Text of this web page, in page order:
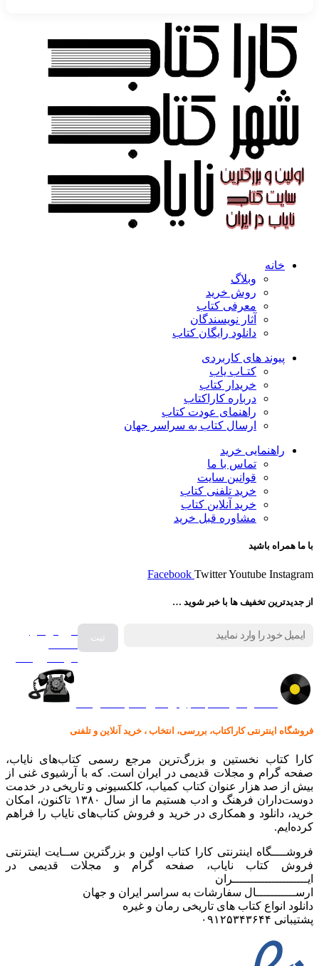
خانه
وبلاگ
روش خرید
معرفی کتاب
آثار نویسندگان
دانلود رایگان کتاب
پیوند های کاربردی
کتـاب یاب
خریدار کتاب
درباره کاراکتاب
راهنمای عودت کتاب
ارسال کتاب به سراسر جهان
راهنمایی خرید
تماس با ما
قوانین سایت
خرید تلفنی کتاب
خرید آنلاین کتاب
مشاوره قبل خرید
با ما همراه باشید
Facebook TwitterYoutube Instagram
از جدیدترین تخفیف ها با خبر شوید …
فروش انواع
فروشگاه اینترنتی کاراکتاب، بررسی، انتخاب ، خرید آنلاین و تلفنی
کارا کتاب نخستین و بزرگ‌ترین مرجع رسمی کتاب‌های نایاب،
صفحه گرام و مجلات قدیمی در ایران است. که با آرشیوی غنی از
بیش از صد هزار عنوان کتاب کمیاب، کلکسیونی و تاریخی در خدمت
دوست‌داران فرهنگ و ادب هستیم ما از سال ۱۳۸۰ تاکنون، امکان
خرید، دانلود و همکاری در خرید و فروش کتاب‌های نایاب را فراهم
کرده‌ایم.
فروشــــگاه اینترنتی کارا کتاب اولین و بزرگترین ســایت اینترنتی
فروش کتاب نایاب، صفحه گرام و مجلات قدیمی در
ایـــــــــــــــــــــران
ارســـــــــــال سفارشات به سراسر ایران و جهان
دانلود انواع کتاب های تاریخی رمان و غیره
پشتیبانی ۰۹۱۲۵۳۴۳۶۴۴